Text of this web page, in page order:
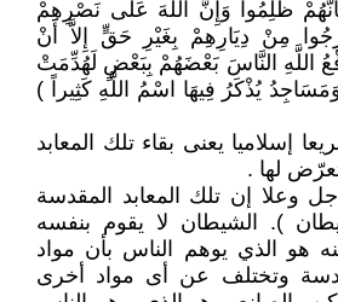
ظُلِمُوا وَإِنَّ اللَّهَ عَلَى نَصْرِهِمْ
أُخْرِجُوا مِنْ دِيَارِهِمْ بِغَيْرِ حَقٍّ إِلاَّ أَنْ
دَفْعُ اللَّهِ النَّاسَ بَعْضَهُمْ بِبَعْضٍ لَهُدِّمَتْ
يُذْكَرُ فِيهَا اسْمُ اللَّهِ كَثِيراً )
إسلاميا يعنى بقاء تلك المعابد
لها .
وعلا إن تلك المعابد المقدسة
). الشيطان لا يقوم بنفسه
هو الذي يوهم الناس بأن مواد
وتختلف عن أى مواد أخرى